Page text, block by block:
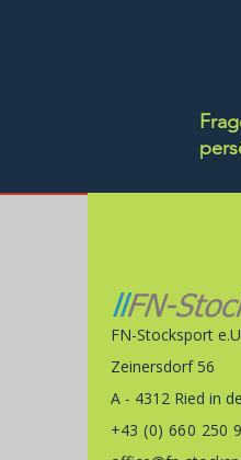
FN-Stocksport
Zeinersdorf 56
A - 4312 Ried in
+43 (0) 660 250